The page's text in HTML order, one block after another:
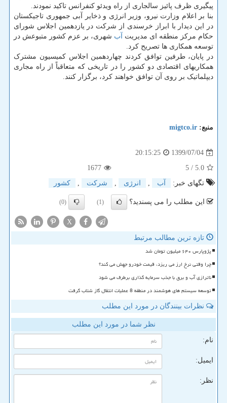
پیگیری ظرف پائیز سالجاری از راه ویدئو کنفرانس تاکید نمودند.
بنا بر اعلام وزارت نیرو، وزیر انرژی و ذخایر آبی جمهوری تاجیکستان
در این دیدار با ابراز خرسندی از شرکت در یازدهمین اجلاس شورای
حکام مرکز منطقه ای مدیریت آب شهری، بر عزم کشور متبوعش در
توسعه همکاری ها تصریح کرد.
در پایان، طرفین توافق کردند چهاردهمین اجلاس کمیسیون مشترک
همکاریهای اقتصادی دو کشور را در تاریخی که متعاقباً از راه مجاری
دیپلماتیک بر روی آن توافق خواهند کرد، برگزار کنند.
منبع: migtco.ir
1399/07/04
20:15:25
5.0
/ 5
1677
تگهای خبر:
آب , انرژی , شركت , كشور
این مطلب را می پسندید؟ (1)
(0)
X
تازه ترین مطالب مرتبط
پژوپارس ۶۴۰ میلیون تومان شد
چرا وقتی نرخ ارز می ریزد، قیمت خودرو جهش می کند؟
ناترازی آب و برق با جذب سرمایه گذاری برطرف می شود
توسعه سیستم های هوشمند در منطقه 8 عملیات انتقال گاز شتاب گرفت
نظرات بینندگان در مورد این مطلب
نظر شما در مورد این مطلب
نام:
ایمیل:
نظر: